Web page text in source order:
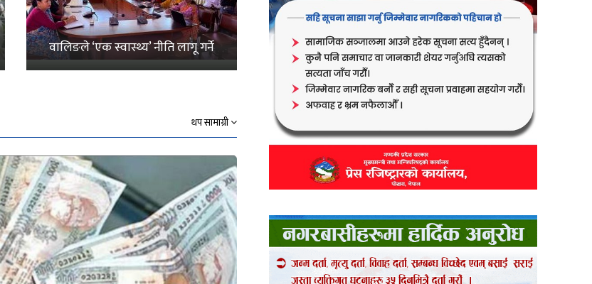
वालिङले ‘एक स्वास्थ्य’ नीति लागू गर्ने
थप सामाग्री